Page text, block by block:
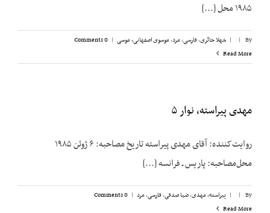
۱۹۸۵ محل [...]
By
|
| شهلا حائری,فارسی,مرد,موسوی اصفهانی، موسی |
0 Comments
Read More
مهدی پیراسته، نوار ۵
روایت‌کننده: آقای مهدی پیراسته تاریخ مصاحبه: ۶ ژوئن ۱۹۸۵
محل‌مصاحبه: پاریس ـ فرانسه [...]
By
|
| پیراسته، مهدی,ضیا صدقی,فارسی,مرد |
0 Comments
Read More